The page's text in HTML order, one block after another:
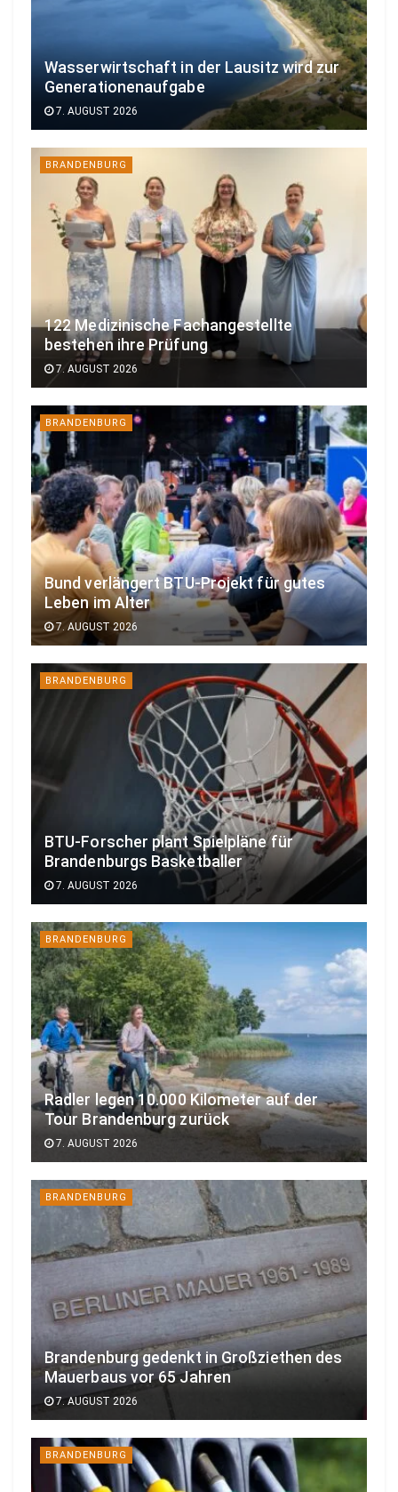
Wasserwirtschaft in der Lausitz wird zur
Generationenaufgabe
7. AUGUST 2026
BRANDENBURG
122 Medizinische Fachangestellte
bestehen ihre Prüfung
7. AUGUST 2026
BRANDENBURG
Bund verlängert BTU-Projekt für gutes
Leben im Alter
7. AUGUST 2026
BRANDENBURG
BTU-Forscher plant Spielpläne für
Brandenburgs Basketballer
7. AUGUST 2026
BRANDENBURG
Radler legen 10.000 Kilometer auf der
Tour Brandenburg zurück
7. AUGUST 2026
BRANDENBURG
Brandenburg gedenkt in Großziethen des
Mauerbaus vor 65 Jahren
7. AUGUST 2026
BRANDENBURG